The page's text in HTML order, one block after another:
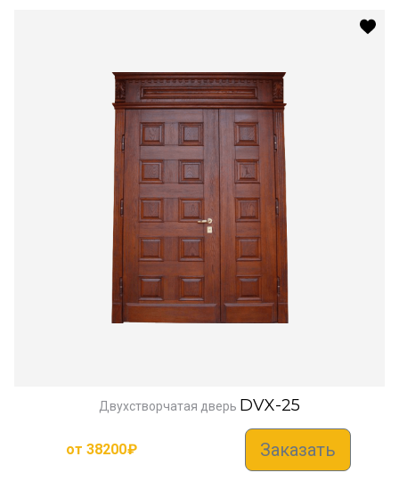
Двухстворчатая дверь DVX-25
от 38200₽ Заказать